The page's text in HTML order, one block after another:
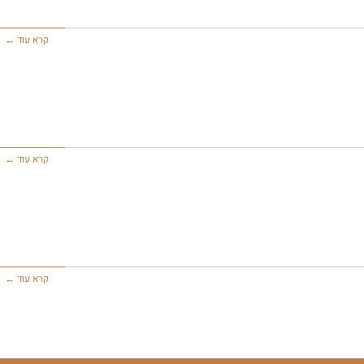
קרא עוד ←
קרא עוד ←
קרא עוד ←